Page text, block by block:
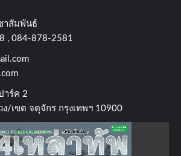
าสัมพันธ์
, 084-878-2581
าร์ค​ 2
/เขต​ จตุจักร​ กรุงเทพฯ 10900